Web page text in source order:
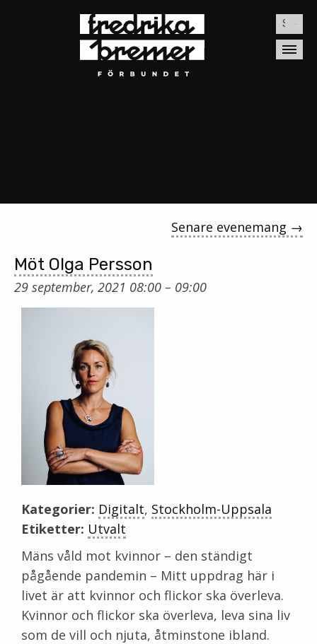
Sök
efter:
Senare evenemang →
Möt Olga Persson
29 september, 2021 08:00 – 09:00
Kategorier: Digitalt, Stockholm-Uppsala
Etiketter: Utvalt
Mäns våld mot kvinnor – den ständigt
pågående pandemin – Mitt uppdrag här i
livet är att kvinnor och flickor ska överleva.
Kvinnor och flickor ska överleva, leva sina liv
som de vill och njuta, åtminstone ibland.